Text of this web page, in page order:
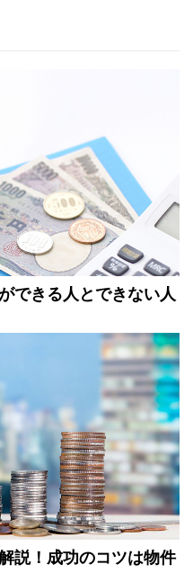
できる人とできない人
説！成功のコツは物件